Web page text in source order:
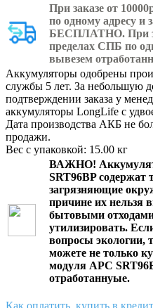
При заказе от
по одному адресу и
БЕСПЛАТНО. При
пределах СПБ по
вывезем
Аккумуляторы одобрены
службы 5 лет. За небольшую
подтверждении заказа у
аккумуляторы LongLife с
Дата производства АКБ не
продажи.
Вес с упаковкой: 15.00 кг
ВАЖНО!
SRT96BPсодержат
загрязняющие
причине их нельзя
бытовыми
утилизировать.
вопросы экологии,
можете не только
модуля APC
отработаннуые.
Как оплатить, купить в